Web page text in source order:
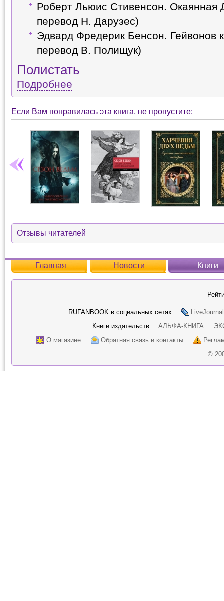
Роберт Льюис Стивенсон. Окаянная
перевод Н. Дарузес)
Эдвард Фредерик Бенсон. Гейвонов
перевод В. Полищук)
Полистать
Подробнее
Если Вам понравилась эта книга, не пропустите:
Отзывы читателей
Главная Новости Книги
RUFANBOOK в социальных сетях:
LiveJournal
Книги издательств:
АЛЬФА-КНИГА
О магазине
Обратная связь и контакты
©